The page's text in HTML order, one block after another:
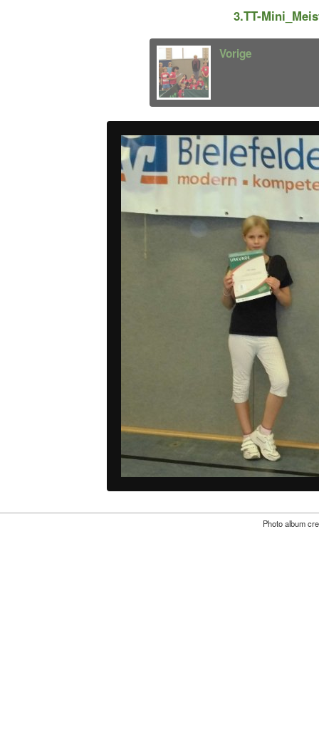
3.TT-
Vorige
Photo album